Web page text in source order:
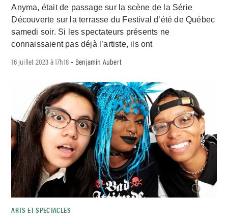
Anyma, était de passage sur la scène de la Série
Découverte sur la terrasse du Festival d’été de Québec
samedi soir. Si les spectateurs présents ne
connaissaient pas déjà l’artiste, ils ont
16 juillet 2023 à 17h18 - Benjamin Aubert
ARTS ET SPECTACLES